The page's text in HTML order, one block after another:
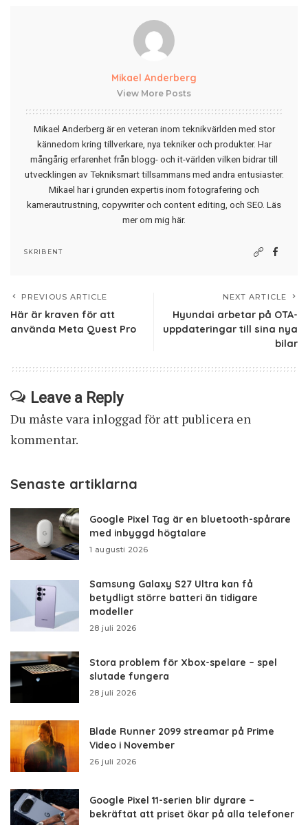
Mikael Anderberg
View More Posts
Mikael Anderberg är en veteran inom teknikvärlden med stor
kännedom kring tillverkare, nya tekniker och produkter. Har
mångårig erfarenhet från blogg- och it-världen vilken bidrar till
utvecklingen av Tekniksmart tillsammans med andra entusiaster.
Mikael har i grunden expertis inom fotografering och
kamerautrustning, copywriter och content editing, och SEO. Läs
mer om mig här.
SKRIBENT
PREVIOUS ARTICLE
Här är kraven för att
använda Meta Quest Pro
NEXT ARTICLE
Hyundai arbetar på OTA-
uppdateringar till sina nya
bilar
Leave a Reply
Du måste vara inloggadför att publicera en
kommentar.
Senaste artiklarna
Google Pixel Tag är en bluetooth-spårare
med inbyggd högtalare
1 augusti 2026
Samsung Galaxy S27 Ultra kan få
betydligt större batteri än tidigare
modeller
28 juli 2026
Stora problem för Xbox-spelare – spel
slutade fungera
28 juli 2026
Blade Runner 2099 streamar på Prime
Video i November
26 juli 2026
Google Pixel 11-serien blir dyrare –
bekräftat att priset ökar på alla telefoner